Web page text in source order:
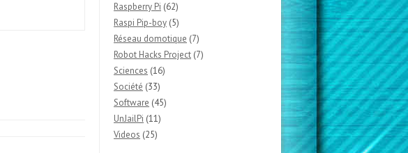
Raspberry Pi (62)
Raspi Pip-boy (5)
Réseau domotique (7)
Robot Hacks Project (7)
Sciences (16)
Société (33)
Software (45)
UnJailPi (11)
Videos (25)